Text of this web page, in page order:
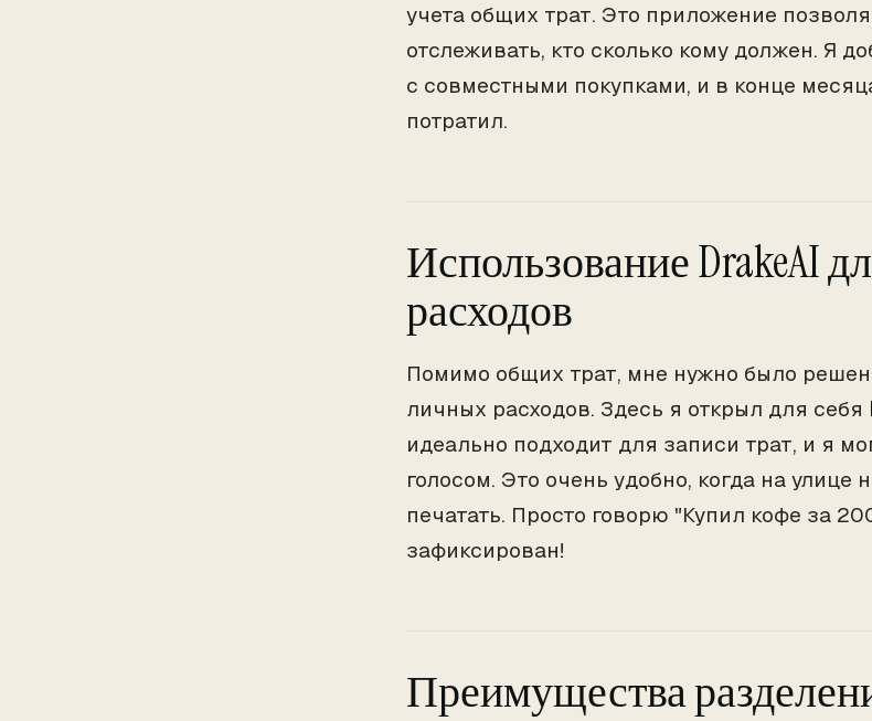
учета общих трат. Это приложение
отслеживать, кто сколько кому должен. Я
с совместными покупками, и в конце
потратил.
Использование DrakeAI
расходов
Помимо общих трат, мне нужно было
личных расходов. Здесь я открыл для себя
идеально подходит для записи трат, и я
голосом. Это очень удобно, когда на улице
печатать. Просто говорю "Купил кофе за
зафиксирован!
Преимущества